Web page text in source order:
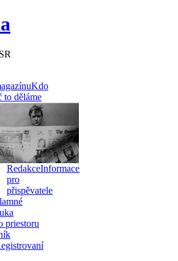
Kdo
to děláme
RedakceInformace
pro
přispěvatele
priestoru